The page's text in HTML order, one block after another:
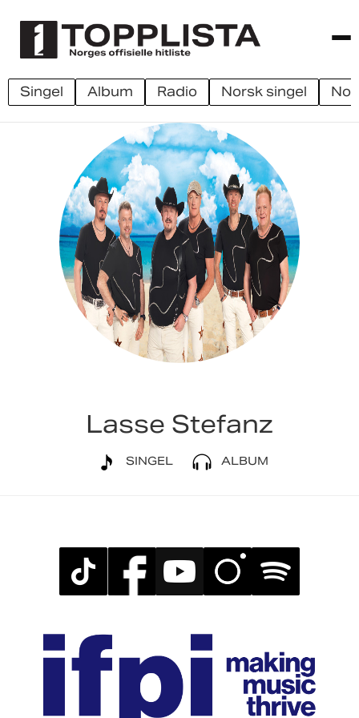
singel album radio norsk singel
Lasse Stefanz
SINGEL ALBUM